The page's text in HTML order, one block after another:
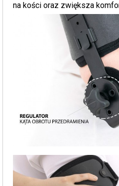
na kości oraz zwiększa